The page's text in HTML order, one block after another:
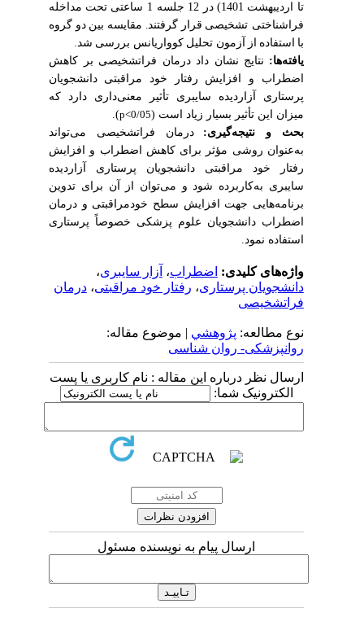
تا اردیبهشت 1401)
در 12 جلسه 1 ساعتی تحت
مداخله
فراشناختی تشخیصی قرار گرفتند.مقایسه بین دو گروه
استفاده از آزمون تحلیل کوواریانس بررسی شد.
یافته‌ها: نتایج نشان داد درمان فراتشخیصی بر کاهش
اضطراب وافزایش رفتار خود مراقبتی دانشجویان
پرستاری آزاردیده سایبری تأثیر معنی‌داری دارد که
میزان این تأثیربسیار زیاداست (p˂0/05
).
بحث و نتیجه‌گیری:
درمان فراتشخیصی می‌تواند
به‌عنوان روشی مؤثر برای کاهش اضطراب و افزایش
رفتار خود مراقبتی دانشجویان پرستاری آزاردیده
سایبری به‌کاربرده شود و می‌تواناز آنبرای تدوین
برنامه‌هایی جهت افزایش سطح خودمراقبتی و درمان
اضطراب دانشجویان علوم پزشکی خصوصاً پرستاری
استفاده نمود.
واژه‌های کلیدی:اضطراب،آزار سایبری،
دانشجویان پرستاری،رفتار خود مراقبتی،درمان
فراتشخیصی
نوع مطالعه:پژوهشي| موضوع مقاله:
روانپزشکی- روان شناسی
ارسال نظر درباره این مقاله : نام کاربری یا پست
الکترونیک شما:
ارسال پیام به نویسنده مسئول